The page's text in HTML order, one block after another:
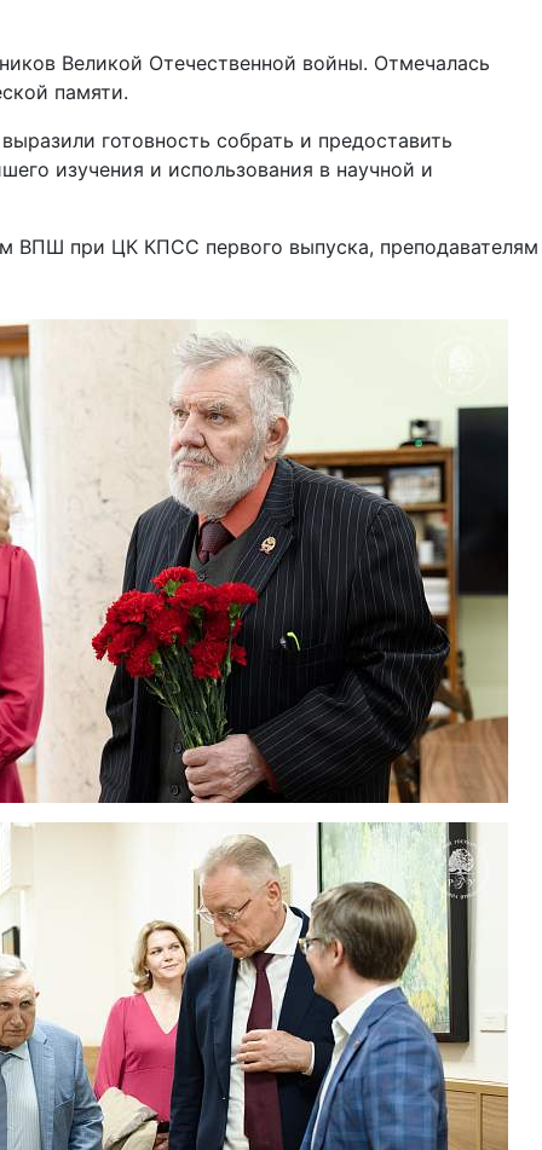
Великой Отечественной войны. Отмечалась
памяти.
готовность собрать и предоставить
изучения и использования в научной и
ВПШ при ЦК КПСС первого выпуска, преподавателям